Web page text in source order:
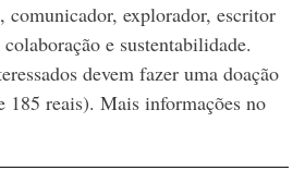
comunicador, explorador, escritor
e sustentabilidade.
devem fazer uma doação
185 reais). Mais informações no